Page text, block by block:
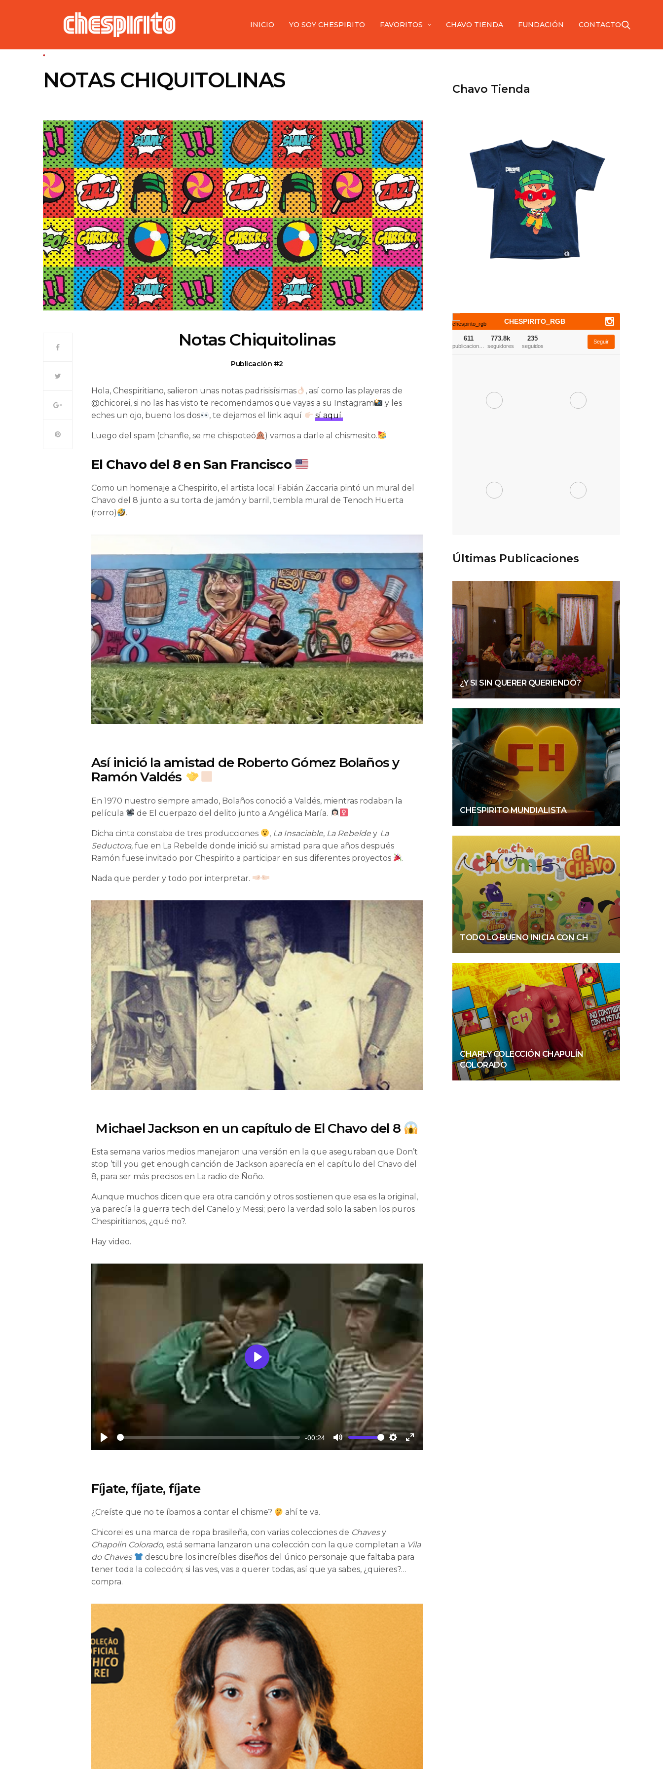
INICIO YO SOY CHESPIRITO FAVORITOS CHAVO TIENDA FUNDACIÓN CONTACTO
°
NOTAS CHIQUITOLINAS
Notas Chiquitolinas
Publicación #2
Hola, Chespiritiano, salieron unas notas padrisisísimas
, así como las playeras de
@chicorei, si no las has visto te recomendamos que vayas a su Instagram
y les
eches un ojo, bueno los dos
, te dejamos el link aquí sí aquí.
Luego del spam (chanfle, se me chispoteó ) vamos a darle al chismesito.
El Chavo del 8 en San Francisco
Como un homenaje a Chespirito, el artista local Fabián Zaccaria pintó un mural del
Chavo del 8 junto a su torta de jamón y barril, tiembla mural de Tenoch Huerta
(rorro)
.
Así inició la amistad de Roberto Gómez Bolaños y
Ramón Valdés
En 1970 nuestro siempre amado, Bolaños conoció a Valdés, mientras rodaban la
película
de El cuerpazo del delito junto a Angélica María.
Dicha cinta constaba de tres producciones , La Insaciable, La Rebelde y La
Seductora,fue en La Rebelde donde inició su amistad para que años después
Ramón fuese invitado por Chespirito a participar en sus diferentes proyectos
.
Nada que perder y todo por interpretar.
Michael Jackson en un capítulo de El Chavo del 8
Esta semana varios medios manejaron una versión en la que aseguraban que Don’t
stop ’till you get enough canción de Jackson aparecía en el capítulo del Chavo del
8, para ser más precisos en La radio de Ñoño.
Aunque muchos dicen que era otra canción y otros sostienen que esa es la original,
ya parecía la guerra tech del Canelo y Messi; pero la verdad solo la saben los puros
Chespiritianos, ¿qué no?.
Hay video.
Play
-00:24
Mute Settings
Enter
Play
Fíjate, fíjate, fíjate
¿Creíste que no te íbamos a contar el chisme? ahí te va.
Chicorei es una marca de ropa brasileña, con varias colecciones de Chavesy
Chapolin Colorado, está semana lanzaron una colección con la que completan a Vila
do Chaves
descubre los increíbles diseños del único personaje que faltaba para
tener toda la colección; si las ves, vas a querer todas, así que ya sabes, ¿quieres?…
compra.
Chavo Tienda
CHESPIRITO_RGB
611 773.8k
seguidores
235
seguidos
Seguir
Últimas Publicaciones
¿Y SI SIN QUERER QUERIENDO?
CHESPIRITO MUNDIALISTA
TODO LO BUENO INICIA CON CH
CHARLY COLECCIÓN CHAPULÍN
COLORADO